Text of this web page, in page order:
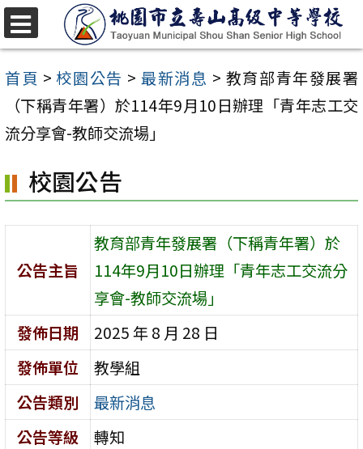
跳
至
主
內
區
首頁 >校園公告 >最新消息 > 教育部青年發展署
（下稱青年署）於114年9月10日辦理「青年志工交
流分享會-教師交流場」
校園公告
公告主旨
教育部青年發展署（下稱青年署）於
114年9月10日辦理「青年志工交流分
享會-教師交流場」
發佈日期
2025 年 8 月 28 日
發佈單位
教學組
公告類別
最新消息
公告等級
轉知
選
單